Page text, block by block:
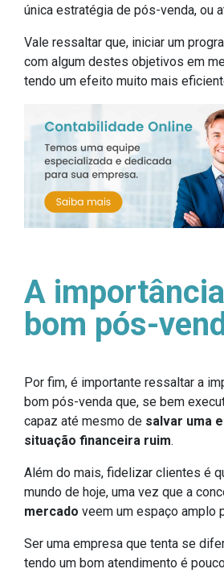
única estratégia de pós-venda, ou
Vale ressaltar que, iniciar um
com algum destes objetivos em
tendo um efeito muito mais
A
bom pós-
Por fim, é importante ressaltar a
bom pós-venda que, se bem
capaz até mesmo de salvar uma
situação financeira ruim.
Além do mais, fidelizar clientes é
mundo de hoje, uma vez que a
mercado veem um espaço amplo
Ser uma empresa que tenta se
tendo um bom atendimento é